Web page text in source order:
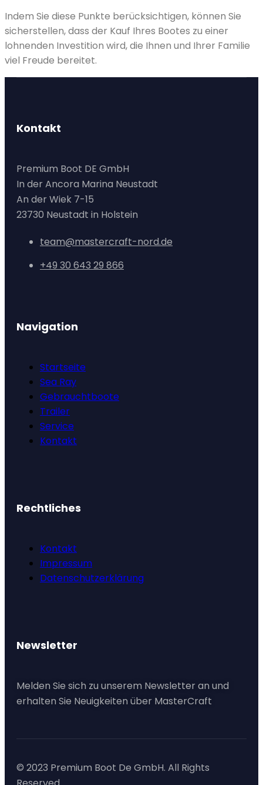
Indem Sie diese Punkte berücksichtigen, können Sie
sicherstellen, dass der Kauf Ihres Bootes zu einer
lohnenden Investition wird, die Ihnen und Ihrer Familie
viel Freude bereitet.
Kontakt
Premium Boot DE GmbH
In der Ancora Marina Neustadt
An der Wiek 7-15
23730 Neustadt in Holstein
team@mastercraft-nord.de
+49 30 643 29 866
Navigation
Startseite
Sea Ray
Gebrauchtboote
Trailer
Service
Kontakt
Rechtliches
Kontakt
Impressum
Datenschutzerklärung
Newsletter
Melden Sie sich zu unserem Newsletter an und
erhalten Sie Neuigkeiten über MasterCraft
© 2023 Premium Boot De GmbH. All Rights